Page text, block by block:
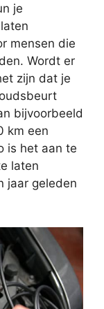
je
mensen die
Wordt er
zijn dat je
bijvoorbeeld
km een
is het aan te
laten
jaar geleden